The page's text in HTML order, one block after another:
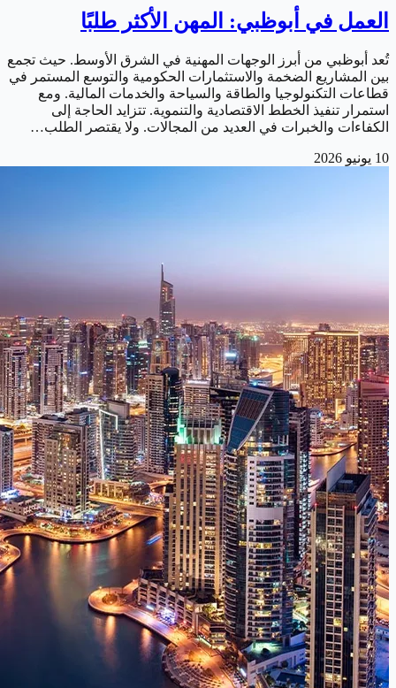
العمل في أبوظبي: المهن الأكثر طلبًا
تُعد أبوظبي من أبرز الوجهات المهنية في الشرق الأوسط. حيث تجمع
بين المشاريع الضخمة والاستثمارات الحكومية والتوسع المستمر في
قطاعات التكنولوجيا والطاقة والسياحة والخدمات المالية. ومع
استمرار تنفيذ الخطط الاقتصادية والتنموية. تتزايد الحاجة إلى
الكفاءات والخبرات في العديد من المجالات. ولا يقتصر الطلب…
10 يونيو 2026